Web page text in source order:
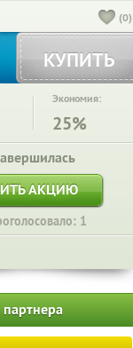
(0)
КУПИТЬ
Экономия:
25%
АКЦИЮ
1